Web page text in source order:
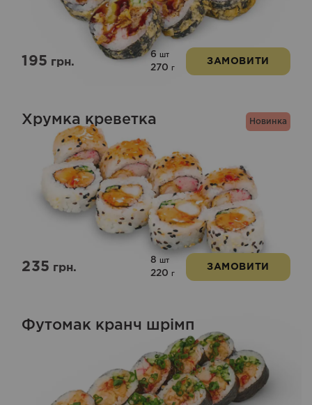
195грн.
6 шт
270 г
ЗАМОВИТИ
Новинка
Хрумка креветка
235грн.
8 шт
220 г
ЗАМОВИТИ
Футомак кранч шрімп